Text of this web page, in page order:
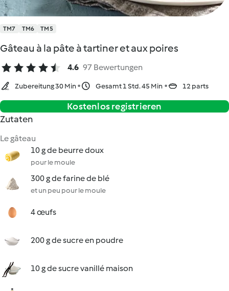
TM7 TM6 TM5
Gâteau à la pâte à tartiner et aux poires
4.6 97 Bewertungen
Zubereitung 30 Min Gesamt 1 Std. 45 Min 12 parts
Kostenlos registrieren
Zutaten
Le gâteau
10 g de beurre doux
pour le moule
300 g de farine de blé
et un peu pour le moule
4 œufs
200 g de sucre en poudre
10 g de sucre vanillé maison